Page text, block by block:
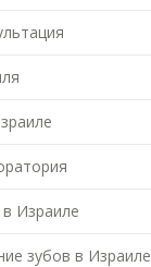
Израиле
зубов в Израиле